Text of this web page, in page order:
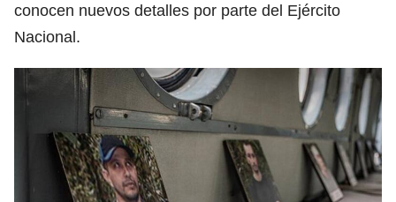
conocen nuevos detalles por parte del Ejército
Nacional.